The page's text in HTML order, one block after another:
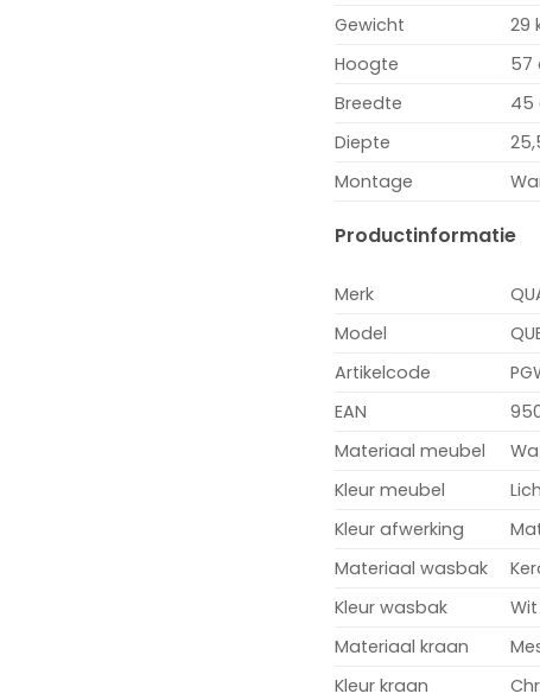
Gewicht
29
Hoogte
57
Breedte
45
Diepte
Montage
Productinformatie
Merk
Model
Artikelcode
EAN
Materiaal meubel
Kleur meubel
Kleur afwerking
Materiaal wasbak
Kleur wasbak
Wit
Materiaal kraan
Kleur kraan